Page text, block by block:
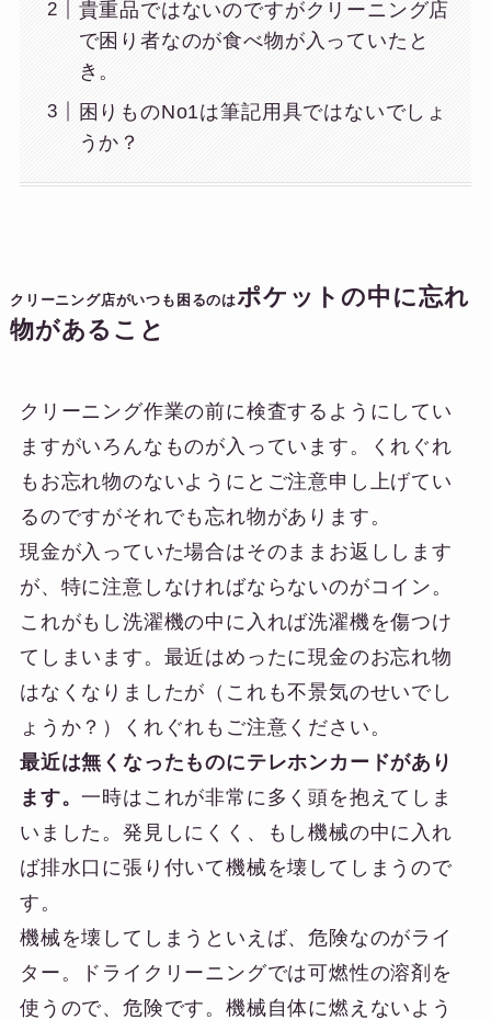
貴重品ではないのですがクリーニング店
で困り者なのが食べ物が入っていたと
き。
困りものNo1は筆記用具ではないでしょ
うか？
クリーニング店がいつも困るのはポケットの中に忘れ
物があること
クリーニング作業の前に検査するようにしてい
ますがいろんなものが入っています。くれぐれ
もお忘れ物のないようにとご注意申し上げてい
るのですがそれでも忘れ物があります。
現金が入っていた場合はそのままお返しします
が、特に注意しなければならないのがコイン。
これがもし洗濯機の中に入れば洗濯機を傷つけ
てしまいます。最近はめったに現金のお忘れ物
はなくなりましたが（これも不景気のせいでし
ょうか？）くれぐれもご注意ください。
最近は無くなったものにテレホンカードがあり
ます。一時はこれが非常に多く頭を抱えてしま
いました。発見しにくく、もし機械の中に入れ
ば排水口に張り付いて機械を壊してしまうので
す。
機械を壊してしまうといえば、危険なのがライ
ター。ドライクリーニングでは可燃性の溶剤を
使うので、危険です。機械自体に燃えないよう